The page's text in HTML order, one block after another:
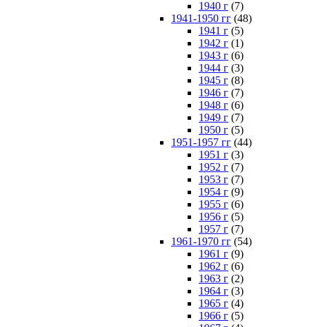
1940 г (7)
1941-1950 гг (48)
1941 г (5)
1942 г (1)
1943 г (6)
1944 г (3)
1945 г (8)
1946 г (7)
1948 г (6)
1949 г (7)
1950 г (5)
1951-1957 гг (44)
1951 г (3)
1952 г (7)
1953 г (7)
1954 г (9)
1955 г (6)
1956 г (5)
1957 г (7)
1961-1970 гг (54)
1961 г (9)
1962 г (6)
1963 г (2)
1964 г (3)
1965 г (4)
1966 г (5)